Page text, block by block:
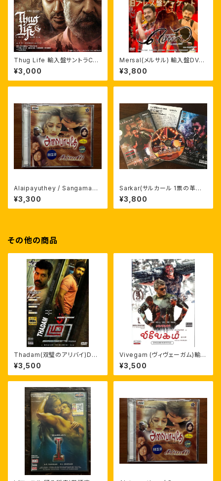
Thug Life 輸入盤サントラCD
劇伴つき A.R.ラフマーン
¥3,000
Mersal(メルサル) 輸入盤DVD
なんどり日本語字幕 自家製ライ
ナーノーツ付
¥3,800
Alaipayuthey / Sangamam
輸入盤サントラCD A.R.ラフマー
ン
¥3,300
Sarkar(サルカール 1票の革命)
輸入盤DVD なんどり日本語字
幕 自家製ライナーノーツ付
¥3,800
その他の商品
Thadam(双璧のアリバイ)DVD
日本語字幕付き アルン・ヴィジ
ャイ
¥3,500
Vivegam (ヴィヴェーガム)輸入
盤DVD 英字幕
¥3,500